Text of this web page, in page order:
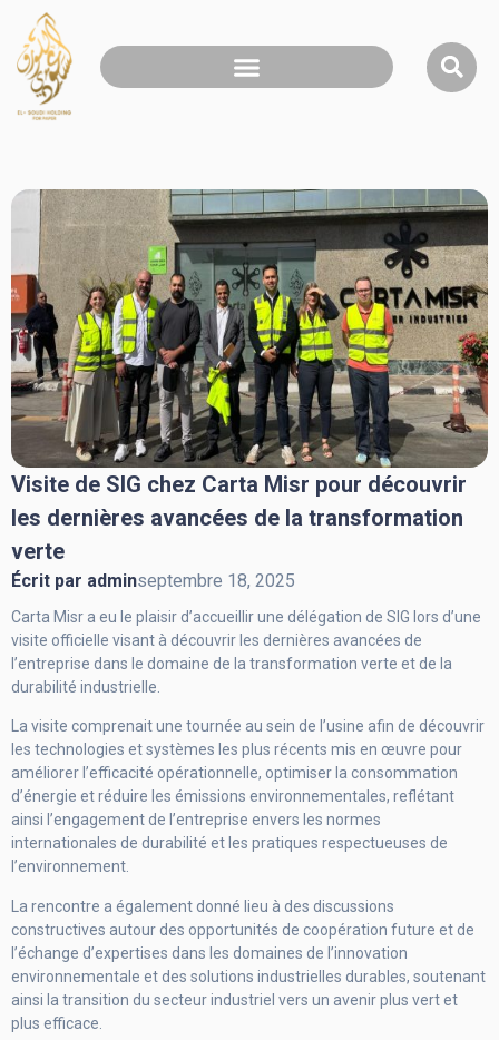
Visite de SIG chez Carta Misr pour découvrir
les dernières avancées de la transformation
verte
Écrit par adminseptembre 18, 2025
Carta Misr a eu le plaisir d’accueillir une délégation de SIG lors d’une
visite officielle visant à découvrir les dernières avancées de
l’entreprise dans le domaine de la transformation verte et de la
durabilité industrielle.
La visite comprenait une tournée au sein de l’usine afin de découvrir
les technologies et systèmes les plus récents mis en œuvre pour
améliorer l’efficacité opérationnelle, optimiser la consommation
d’énergie et réduire les émissions environnementales, reflétant
ainsi l’engagement de l’entreprise envers les normes
internationales de durabilité et les pratiques respectueuses de
l’environnement.
La rencontre a également donné lieu à des discussions
constructives autour des opportunités de coopération future et de
l’échange d’expertises dans les domaines de l’innovation
environnementale et des solutions industrielles durables, soutenant
ainsi la transition du secteur industriel vers un avenir plus vert et
plus efficace.